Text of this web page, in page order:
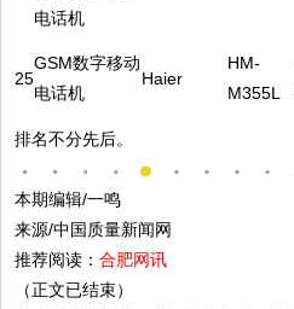
电话机
25
GSM数字移动
电话机
Haier
HM-
M355L
排名不分先后。
本期编辑/一鸣
来源/中国质量新闻网
推荐阅读：合肥网讯
（正文已结束）